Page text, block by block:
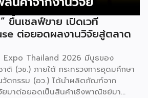
ขึ้นเชลฟ์ขาย เปิดเวที
ต่อยอดผลงานวิจัยสู่ตลาด
Expo Thailand 2026 มีบูธของ
ติ (วช.) ภายใต้ กระทรวงการอุดมศึกษา
วัตกรรม (อว.) ได้นำผลิตภัณฑ์จาก
ยมาต่อยอดเป็นสินค้าเชิงพาณิชย์มา